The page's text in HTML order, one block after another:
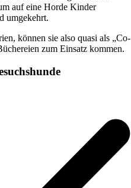
auf eine Horde Kinder
umgekehrt.
können sie also quasi als „Co-
zum Einsatz kommen.